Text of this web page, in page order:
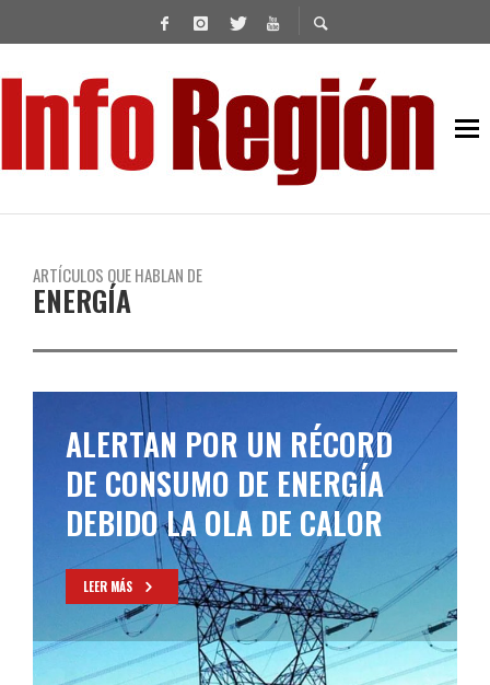
ARTÍCULOS QUE HABLAN DE
ENERGÍA
ALERTAN POR UN RÉCORD
DE CONSUMO DE ENERGÍA
DEBIDO LA OLA DE CALOR
LEER MÁS